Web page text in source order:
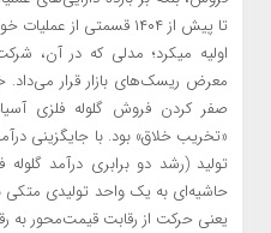
تا پیش از ۱۴۰۴ قسمتی از
اولیه میکرد؛ مدلی که در آن،
معرض ریسک‌های بازار قرار می‌داد.
صفر کردن فروش گلوله فلزی
«تخریب خلاق» بود. با جایگزینی
تولید (رشد دو برابری درآمد
حاشیه‌ای به یک واحد تولیدی متکی
یعنی حرکت از رقابت قیمت‌محور به